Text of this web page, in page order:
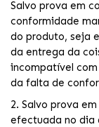
Salvo prova em
conformidade
do produto, seja
da entrega da
incompatível
da falta de
2. Salvo prova
efectuada no dia